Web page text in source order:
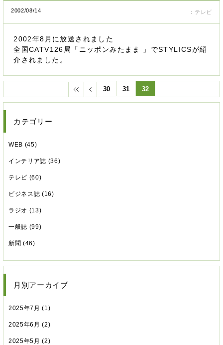
：テレビ
2002/08/14
2002年8月に放送されました
全国CATV126局「ニッポンみたまま 」でSTYLICSが紹
介されました。
30 31 32
カテゴリー
WEB (45)
インテリア誌 (36)
テレビ (60)
ビジネス誌 (16)
ラジオ (13)
一般誌 (99)
新聞 (46)
月別アーカイブ
2025年7月 (1)
2025年6月 (2)
2025年5月 (2)